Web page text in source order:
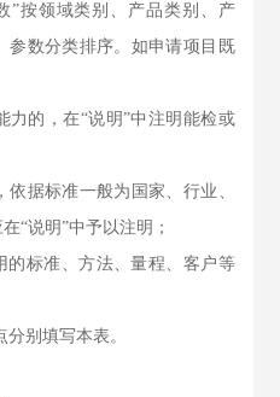
按领域类别、产品类别、产
参数分类排序。如申请项目既
的，在“说明”中注明能检或
据标准一般为国家、行业、
“说明”中予以注明；
标准、方法、量程、客户等
别填写本表。